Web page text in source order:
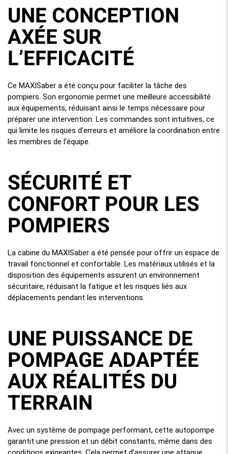
UNE CONCEPTION
AXÉE SUR
L’EFFICACITÉ
Ce MAXISaber a été conçu pour faciliter la tâche des
pompiers. Son ergonomie permet une meilleure accessibilité
aux équipements, réduisant ainsi le temps nécessaire pour
préparer une intervention. Les commandes sont intuitives, ce
qui limite les risques d’erreurs et améliore la coordination entre
les membres de l’équipe.
SÉCURITÉ ET
CONFORT POUR LES
POMPIERS
La cabine du MAXISaber a été pensée pour offrir un espace de
travail fonctionnel et confortable. Les matériaux utilisés et la
disposition des équipements assurent un environnement
sécuritaire, réduisant la fatigue et les risques liés aux
déplacements pendant les interventions.
UNE PUISSANCE DE
POMPAGE ADAPTÉE
AUX RÉALITÉS DU
TERRAIN
Avec un système de pompage performant, cette autopompe
garantit une pression et un débit constants, même dans des